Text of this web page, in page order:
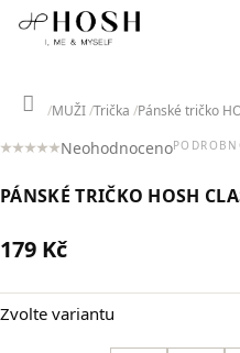
Přejít
Domů
MUŽI Trička Pánské tričko
Průměrné
produktu
0,0
z
hvězdiček.
Neohodnoceno
PÁNSKÉ TRIČKO HOSH
179 Kč
Zvolte variantu